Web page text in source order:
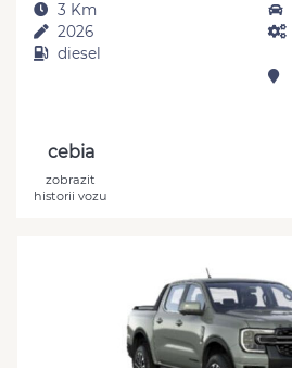
3 Km
2026
diesel
cebia
zobrazit
historii vozu